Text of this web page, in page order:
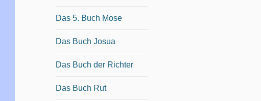
Das 5. Buch Mose
Das Buch Josua
Das Buch der Richter
Das Buch Rut